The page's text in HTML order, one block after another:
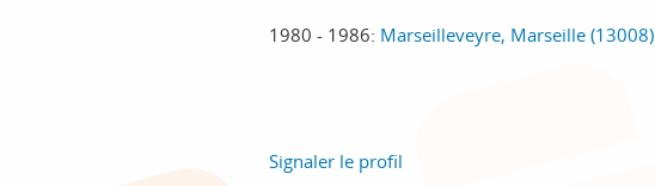
1980 - 1986: Marseilleveyre, Marseille (13008)
Signaler le profil